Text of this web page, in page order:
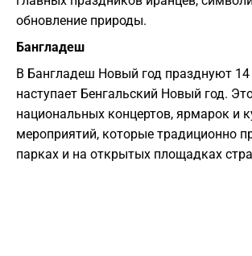
обновление природы.
Бангладеш
В Бангладеш Новый год празднуют 14
наступает Бенгальский Новый год.
национальных концертов, ярмарок и
мероприятий, которые традиционно
парках и на открытых площадках